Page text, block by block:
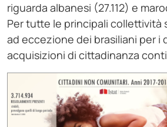
riguarda albanesi (27.112) e
Per tutte le principali collettività
ad eccezione dei brasiliani per i
acquisizioni di cittadinanza